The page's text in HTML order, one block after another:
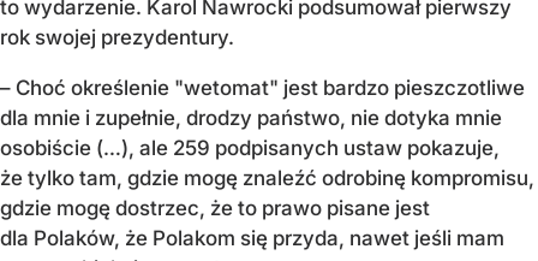
to wydarzenie. Karol Nawrocki podsumował pierwszy
rok swojej prezydentury.
– Choć określenie "wetomat" jest bardzo pieszczotliwe
dla mnie i zupełnie, drodzy państwo, nie dotyka mnie
osobiście (…), ale 259 podpisanych ustaw pokazuje,
że tylko tam, gdzie mogę znaleźć odrobinę kompromisu,
gdzie mogę dostrzec, że to prawo pisane jest
dla Polaków, że Polakom się przyda, nawet jeśli mam